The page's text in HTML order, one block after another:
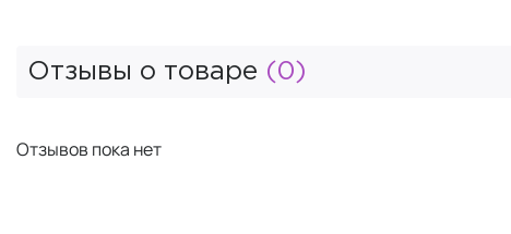
Отзывы о товаре (0)
Отзывов пока нет